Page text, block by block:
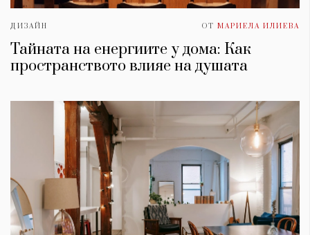
ДИЗАЙН ОТ МАРИЕЛА ИЛИЕВА
Тайната на енергиите у дома: Как
пространството влияе на душата